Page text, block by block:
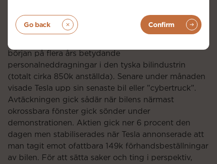
ska minska sin personalstyrka med 15 procent (9
500 anställda) för att bättre möta framtiden med en
början på flera års betydande
personalneddragningar i den tyska bilindustrin
(totalt cirka 850k anställda). Senare under månaden
visade Tesla upp sin senaste bil eller ”cybertruck”.
Avtäckningen gick sådär när bilens närmast
okrossbara fönster gick sönder under
demonstrationen. Aktien gick ner 6 procent den
dagen men stabiliserades när Tesla annonserade att
man tagit emot ofattbara 149k förhandsbeställningar
av bilen. För att sätta saker och ting i perspektiv,
Go back Confirm